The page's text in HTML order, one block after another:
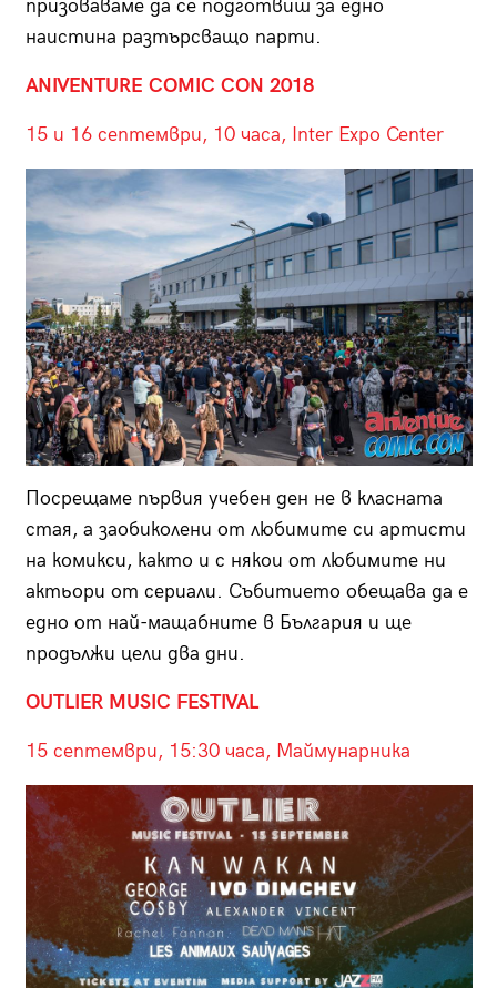
призоваваме да се подготвиш за едно
наистина разтърсващо парти.
ANIVENTURE COMIC CON 2018
15 и 16 септември, 10 часа, Inter Expo Center
Посрещаме първия учебен ден не в класната
стая, а заобиколени от любимите си артисти
на комикси, както и с някои от любимите ни
актьори от сериали. Събитието обещава да е
едно от най-мащабните в България и ще
продължи цели два дни.
OUTLIER MUSIC FESTIVAL
15 септември, 15:30 часа, Маймунарника